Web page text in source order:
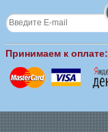
Принимаем к оплате: